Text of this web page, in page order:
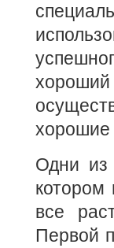
хорошие
Одни из
котором
все
Первой